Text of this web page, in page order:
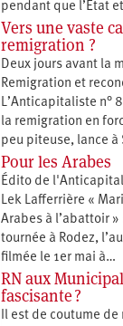
pendant que l’État
Vers une vaste
remigration ?
Deux jours avant la
Remigration et
L’Anticapitaliste n°
la remigration en
peu piteuse, lance
Pour les Arabes
Édito de
Lek Lafferrière «
Arabes à l’abattoir »
tournée à Rodez,
filmée le 1er mai à…
RN aux
fascisante ?
Il est de coutume